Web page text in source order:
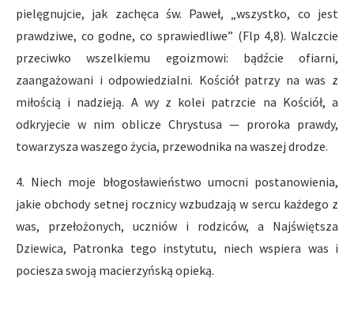
pielęgnujcie, jak zachęca św. Paweł, „wszystko, co jest
prawdziwe, co godne, co sprawiedliwe” (Flp 4,8). Walczcie
przeciwko wszelkiemu egoizmowi: bądźcie ofiarni,
zaangażowani i odpowiedzialni. Kościół patrzy na was z
miłością i nadzieją. A wy z kolei patrzcie na Kościół, a
odkryjecie w nim oblicze Chrystusa — proroka prawdy,
towarzysza waszego życia, przewodnika na waszej drodze.
4. Niech moje błogosławieństwo umocni postanowienia,
jakie obchody setnej rocznicy wzbudzają w sercu każdego z
was, przełożonych, uczniów i rodziców, a Najświętsza
Dziewica, Patronka tego instytutu, niech wspiera was i
pociesza swoją macierzyńską opieką.